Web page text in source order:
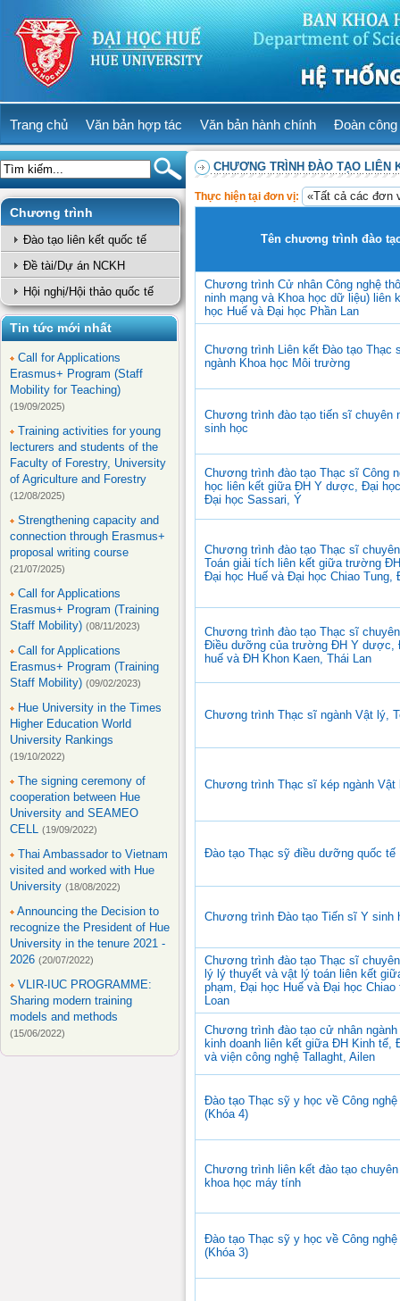
Trang chủ Văn bản hợp tác Văn bản hành chính Đoàn công
Chương trình
Đào tạo liên kết quốc tế
Đề tài/Dự án NCKH
Hội nghị/Hội thảo quốc tế
Tin tức mới nhất
Call for Applications
Erasmus+ Program (Staff
Mobility for Teaching)
(19/09/2025)
Training activities for young
lecturers and students of the
Faculty of Forestry, University
of Agriculture and Forestry
(12/08/2025)
Strengthening capacity and
connection through Erasmus+
proposal writing course
(21/07/2025)
Call for Applications
Erasmus+ Program (Training
Staff Mobility) (08/11/2023)
Call for Applications
Erasmus+ Program (Training
Staff Mobility) (09/02/2023)
Hue University in the Times
Higher Education World
University Rankings
(19/10/2022)
The signing ceremony of
cooperation between Hue
University and SEAMEO
CELL (19/09/2022)
Thai Ambassador to Vietnam
visited and worked with Hue
University (18/08/2022)
Announcing the Decision to
recognize the President of Hue
University in the tenure 2021 -
2026 (20/07/2022)
VLIR-IUC PROGRAMME:
Sharing modern training
models and methods
(15/06/2022)
CHƯƠNG TRÌNH ĐÀO TẠO LIÊN
Thực hiện tại đơn vị:
Tên chương trình đào
Chương trình Cử nhân Công nghệ
ninh mạng và Khoa học dữ liệu) liên
học Huế và Đại học Phần Lan
Chương trình Liên kết Đào tạo Thạc
ngành Khoa học Môi trường
Chương trình đào tạo tiến sĩ chuyên
sinh học
Chương trình đào tạo Thạc sĩ Công
học liên kết giữa ĐH Y dược, Đại
Đại học Sassari, Ý
Chương trình đào tạo Thạc sĩ
Toán giải tích liên kết giữa trường
Đại học Huế và Đại học Chiao Tung,
Chương trình đào tạo Thạc sĩ
Điều dưỡng của trường ĐH Y dược,
huế và ĐH Khon Kaen, Thái Lan
Chương trình Thạc sĩ ngành Vật lý,
Chương trình Thạc sĩ kép ngành Vật
Đào tạo Thạc sỹ điều dưỡng quốc tế
Chương trình Đào tạo Tiến sĩ Y sinh
Chương trình đào tạo Thạc sĩ
lý lý thuyết và vật lý toán liên kết
phạm, Đại học Huế và Đại học Chiao
Loan
Chương trình đào tạo cử nhân ngành
kinh doanh liên kết giữa ĐH Kinh tế,
và viện công nghệ Tallaght, Ailen
Đào tạo Thạc sỹ y học về Công
(Khóa 4)
Chương trình liên kết đào tạo chuyên
khoa học máy tính
Đào tạo Thạc sỹ y học về Công
(Khóa 3)